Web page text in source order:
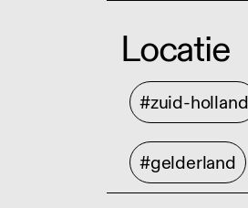
Locatie
#zuid-holland
#gelderland